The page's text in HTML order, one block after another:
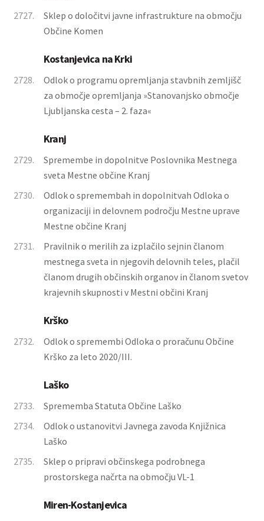
2727.
Sklep o določitvi javne infrastrukture na območju
Občine Komen
Kostanjevica na Krki
2728.
Odlok o programu opremljanja stavbnih zemljišč
za območje opremljanja »Stanovanjsko območje
Ljubljanska cesta – 2. faza«
Kranj
2729.
Spremembe in dopolnitve Poslovnika Mestnega
sveta Mestne občine Kranj
2730.
Odlok o spremembah in dopolnitvah Odloka o
organizaciji in delovnem področju Mestne uprave
Mestne občine Kranj
2731.
Pravilnik o merilih za izplačilo sejnin članom
mestnega sveta in njegovih delovnih teles, plačil
članom drugih občinskih organov in članom svetov
krajevnih skupnosti v Mestni občini Kranj
Krško
2732.
Odlok o spremembi Odloka o proračunu Občine
Krško za leto 2020/III.
Laško
2733.
Sprememba Statuta Občine Laško
2734.
Odlok o ustanovitvi Javnega zavoda Knjižnica
Laško
2735.
Sklep o pripravi občinskega podrobnega
prostorskega načrta na območju VL-1
Miren-Kostanjevica